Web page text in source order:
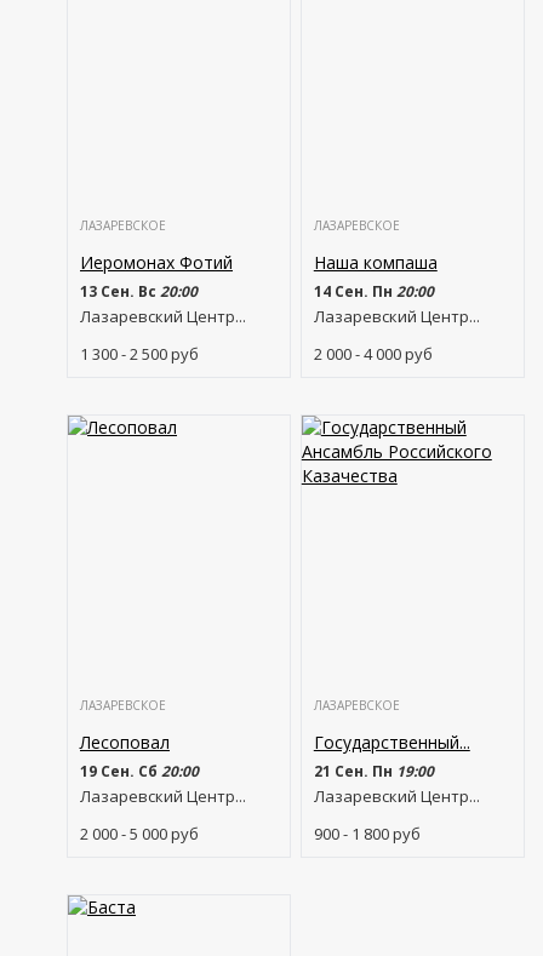
ЛАЗАРЕВСКОЕ
Иеромонах Фотий
13 Сен. Вс 20:00
Лазаревский Центр...
1 300 - 2 500руб
ЛАЗАРЕВСКОЕ
Наша компаша
14 Сен. Пн 20:00
Лазаревский Центр...
2 000 - 4 000руб
ЛАЗАРЕВСКОЕ
Лесоповал
19 Сен. Сб 20:00
Лазаревский Центр...
2 000 - 5 000руб
ЛАЗАРЕВСКОЕ
Государственный...
21 Сен. Пн 19:00
Лазаревский Центр...
900 - 1 800руб